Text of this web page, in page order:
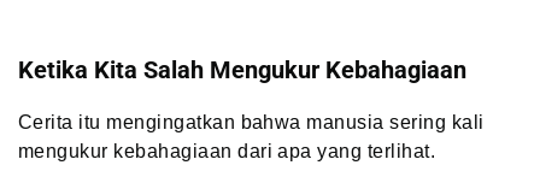
Ketika Kita Salah Mengukur Kebahagiaan
Cerita itu mengingatkan bahwa manusia sering kali
mengukur kebahagiaan dari apa yang terlihat.